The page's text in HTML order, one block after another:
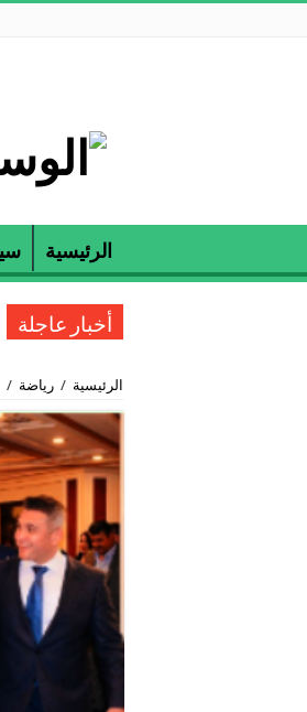
الرئيسية
أخبار عاجلة
الرئيسية / رياضة /